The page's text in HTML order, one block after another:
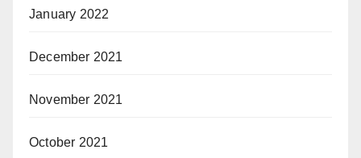
January 2022
December 2021
November 2021
October 2021